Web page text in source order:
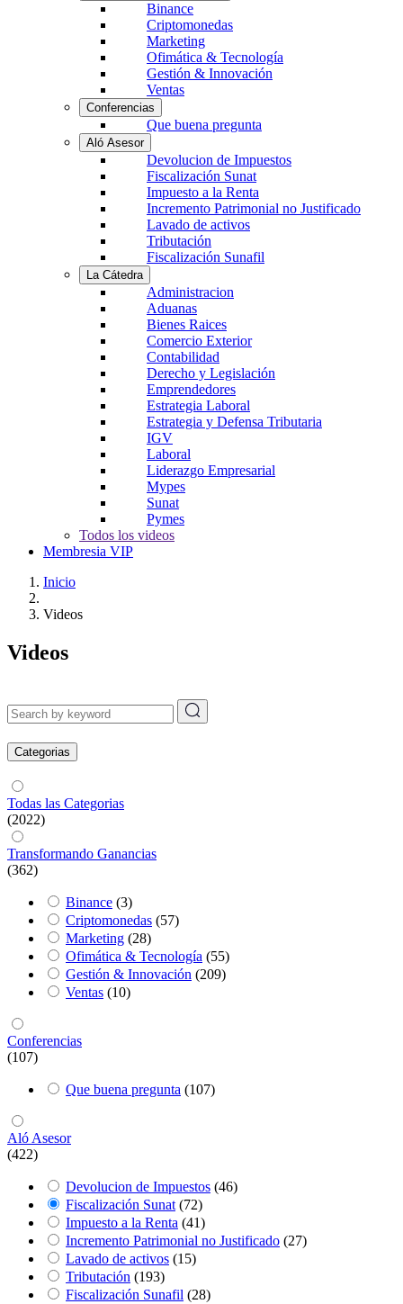
Binance
Criptomonedas
Marketing
Ofimática & Tecnología
Gestión & Innovación
Ventas
Conferencias
Que buena pregunta
Aló Asesor
Devolucion de Impuestos
Fiscalización Sunat
Impuesto a la Renta
Incremento Patrimonial no Justificado
Lavado de activos
Tributación
Fiscalización Sunafil
La Cátedra
Administracion
Aduanas
Bienes Raices
Comercio Exterior
Contabilidad
Derecho y Legislación
Emprendedores
Estrategia Laboral
Estrategia y Defensa Tributaria
IGV
Laboral
Liderazgo Empresarial
Mypes
Sunat
Pymes
Todos los videos
Membresia VIP
Inicio
Videos
Videos
Categorias
Todas las Categorias
(2022)
Transformando Ganancias
(362)
Binance (3)
Criptomonedas (57)
Marketing (28)
Ofimática & Tecnología (55)
Gestión & Innovación (209)
Ventas (10)
Conferencias
(107)
Que buena pregunta (107)
Aló Asesor
(422)
Devolucion de Impuestos (46)
Fiscalización Sunat (72)
Impuesto a la Renta (41)
Incremento Patrimonial no Justificado (27)
Lavado de activos (15)
Tributación (193)
Fiscalización Sunafil (28)